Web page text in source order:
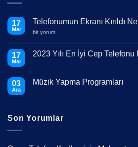
17
Mar
Telefonumun Ekranı Kırıldı
Telefonumun
Ne
Yapmalıyım?
bir yorum
17
Mar
2023 Yılı En İyi Cep
Yılı
Hangileri?
03
Ara
Müzik Yapma Programları
Programları
Son Yorumlar